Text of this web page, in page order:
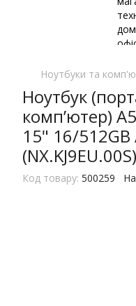
Ноутбуки та
Ноутбук
комп’ютер)
15" 16/512GB
(NX.KJ9EU.00S)
Код товару: 500259